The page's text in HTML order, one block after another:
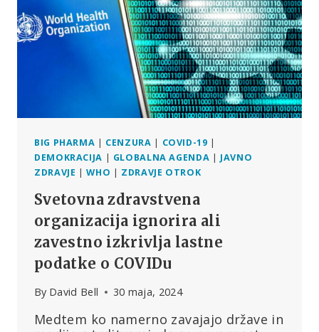
BIG PHARMA | CENZURA | COVID-19 |
DEMOKRACIJA | GLOBALNA AGENDA | JAVNO
ZDRAVJE |WHO | ZDRAVJE OTROK
Svetovna zdravstvena
organizacija ignorira ali
zavestno izkrivlja lastne
podatke o COVIDu
By David Bell 30 maja, 2024
Medtem ko namerno zavajajo države in